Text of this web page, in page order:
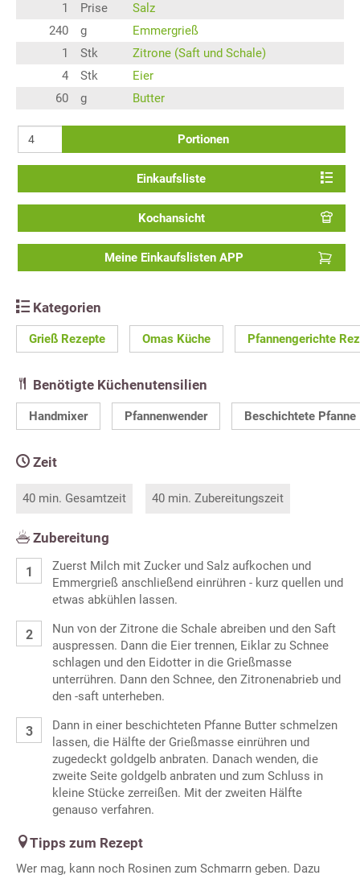
1
Prise
Salz
240
g
Emmergrieß
1
Stk
Zitrone (Saft und Schale)
4
Stk
Eier
60
g Butter
Portionen
Einkaufsliste
Kochansicht
Meine Einkaufslisten APP
Kategorien
Grieß Rezepte Omas Küche Pfannengerichte
Benötigte Küchenutensilien
Handmixer Pfannenwender Beschichtete Pfanne
Zeit
40 min. Gesamtzeit 40 min. Zubereitungszeit
Zubereitung
Zuerst Milch mit Zucker und Salz aufkochen und
Emmergrieß anschließend einrühren - kurz quellen und
etwas abkühlen lassen.
Nun von der Zitrone die Schale abreiben und den Saft
auspressen. Dann die Eier trennen, Eiklar zu Schnee
schlagen und den Eidotter in die Grießmasse
unterrühren. Dann den Schnee, den Zitronenabrieb und
den -saft unterheben.
Dann in einer beschichteten Pfanne Butter schmelzen
lassen, die Hälfte der Grießmasse einrühren und
zugedeckt goldgelb anbraten. Danach wenden, die
zweite Seite goldgelb anbraten und zum Schluss in
kleine Stücke zerreißen. Mit der zweiten Hälfte
genauso verfahren.
Tipps zum Rezept
Wer mag, kann noch Rosinen zum Schmarrn geben. Dazu